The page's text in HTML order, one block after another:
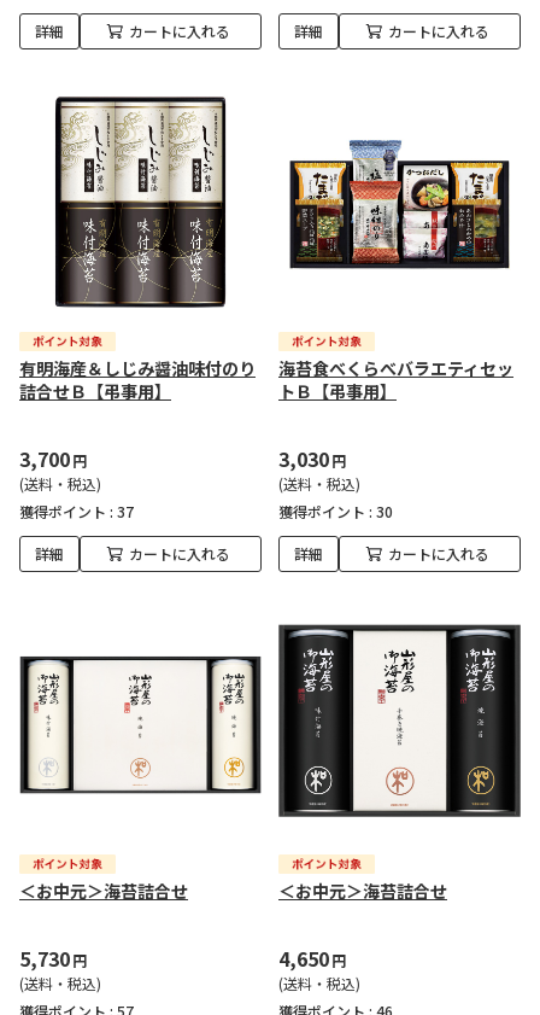
詳細 カートに入れる 詳細 カートに入れる
有明海産＆しじみ醤油味付のり
詰合せＢ【弔事用】
3,700円
(送料・税込)
獲得ポイント : 37
詳細 カートに入れる
海苔食べくらべバラエティセッ
トＢ【弔事用】
3,030円
(送料・税込)
獲得ポイント : 30
詳細 カートに入れる
＜お中元＞海苔詰合せ
5,730円
(送料・税込)
獲得ポイント : 57
＜お中元＞海苔詰合せ
4,650円
(送料・税込)
獲得ポイント : 46